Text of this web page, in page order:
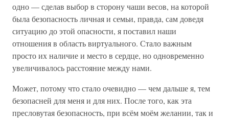
одно — сделав выбор в сторону чаши весов, на которой
была безопасность личная и семьи, правда, сам доведя
ситуацию до этой опасности, я поставил наши
отношения в область виртуального. Стало важным
просто их наличие и место в сердце, но одновременно
увеличивалось расстояние между нами.
Может, потому что стало очевидно — чем дальше я, тем
безопасней для меня и для них. После того, как эта
пресловутая безопасность, при всём моём желании, так и